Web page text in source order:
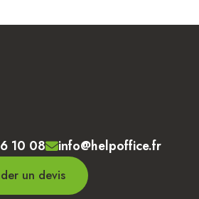
10 08 info@helpoffice.fr
un devis